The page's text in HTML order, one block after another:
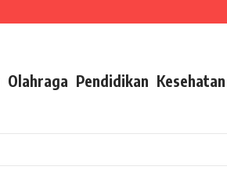
Olahraga Pendidikan Kesehatan